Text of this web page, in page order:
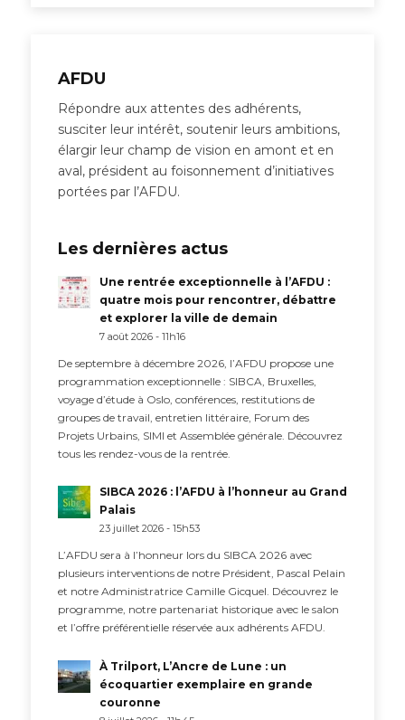
AFDU
Répondre aux attentes des adhérents,
susciter leur intérêt, soutenir leurs ambitions,
élargir leur champ de vision en amont et en
aval, président au foisonnement d’initiatives
portées par l’AFDU.
Les dernières actus
Une rentrée exceptionnelle à l’AFDU :
quatre mois pour rencontrer, débattre
et explorer la ville de demain
7 août 2026 - 11h16
De septembre à décembre 2026, l’AFDU propose une
programmation exceptionnelle : SIBCA, Bruxelles,
voyage d’étude à Oslo, conférences, restitutions de
groupes de travail, entretien littéraire, Forum des
Projets Urbains, SIMI et Assemblée générale. Découvrez
tous les rendez-vous de la rentrée.
SIBCA 2026 : l’AFDU à l’honneur au Grand
Palais
23 juillet 2026 - 15h53
L’AFDU sera à l’honneur lors du SIBCA 2026 avec
plusieurs interventions de notre Président, Pascal Pelain
et notre Administratrice Camille Gicquel. Découvrez le
programme, notre partenariat historique avec le salon
et l’offre préférentielle réservée aux adhérents AFDU.
À Trilport, L’Ancre de Lune : un
écoquartier exemplaire en grande
couronne